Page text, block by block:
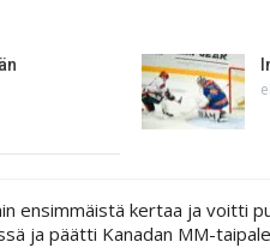
ensimmäistä kertaa ja voitti
ja päätti Kanadan MM-